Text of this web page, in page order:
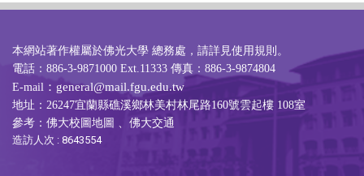
本網站著作權屬於佛光大學 總務處，請詳見使用規則 。
電話：886-3-9871000 Ext.11333 傳真：886-3-9874804
E-mail ：general@mail.fgu.edu.tw
地址：26247宜蘭縣礁溪鄉林美村林尾路160號雲起樓 108室
參考： 佛大校圖地圖 、 佛大交通
造訪人次 : 8643554